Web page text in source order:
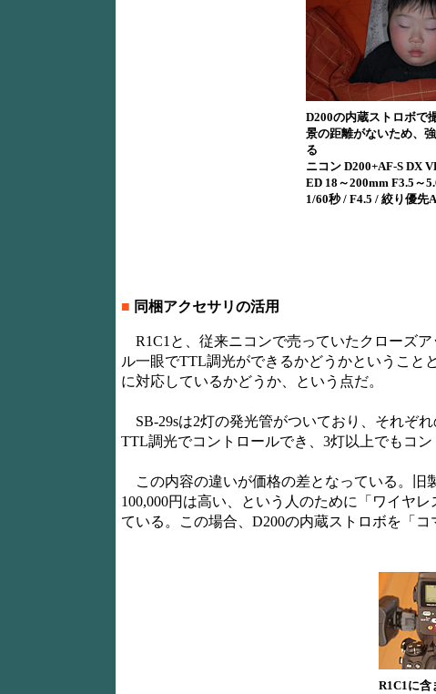
D200の内蔵ストロボで
景の距離がないため、
る
ニコン D200+AF-S DX
ED 18～200mm F3.5～
1/60秒 / F4.5 / 絞り優先
■ 同梱アクセサリの活用
R1C1と、従来ニコンで売っていたクローズ
ル一眼でTTL調光ができるかどうかということ
に対応しているかどうか、という点だ。
SB-29sは2灯の発光管がついており、それぞ
TTL調光でコントロールでき、3灯以上でもコン
この内容の違いが価格の差となっている。旧
100,000円は高い、という人のために「ワイヤ
ている。この場合、D200の内蔵ストロボを「コ
R1C1に含